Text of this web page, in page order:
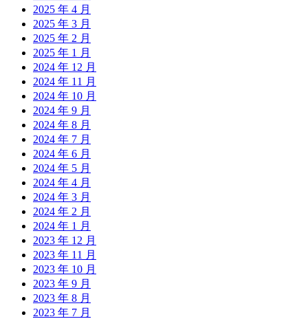
2025 年 4 月
2025 年 3 月
2025 年 2 月
2025 年 1 月
2024 年 12 月
2024 年 11 月
2024 年 10 月
2024 年 9 月
2024 年 8 月
2024 年 7 月
2024 年 6 月
2024 年 5 月
2024 年 4 月
2024 年 3 月
2024 年 2 月
2024 年 1 月
2023 年 12 月
2023 年 11 月
2023 年 10 月
2023 年 9 月
2023 年 8 月
2023 年 7 月